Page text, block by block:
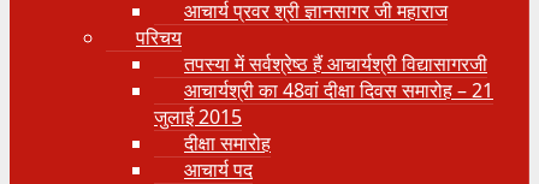
आचार्य प्रवर श्री ज्ञानसागर जी महाराज
परिचय
तपस्या में सर्वश्रेष्ठ हैं आचार्यश्री विद्यासागरजी
आचार्यश्री का 48वां दीक्षा दिवस समारोह – 21
जुलाई 2015
दीक्षा समारोह
आचार्य पद